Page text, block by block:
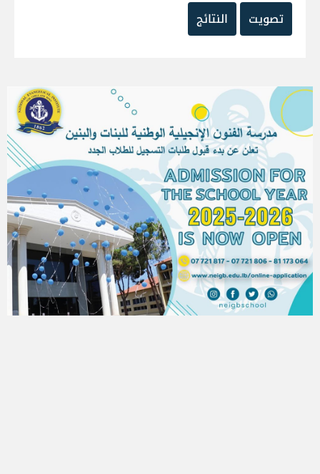
تصويت
النتائج